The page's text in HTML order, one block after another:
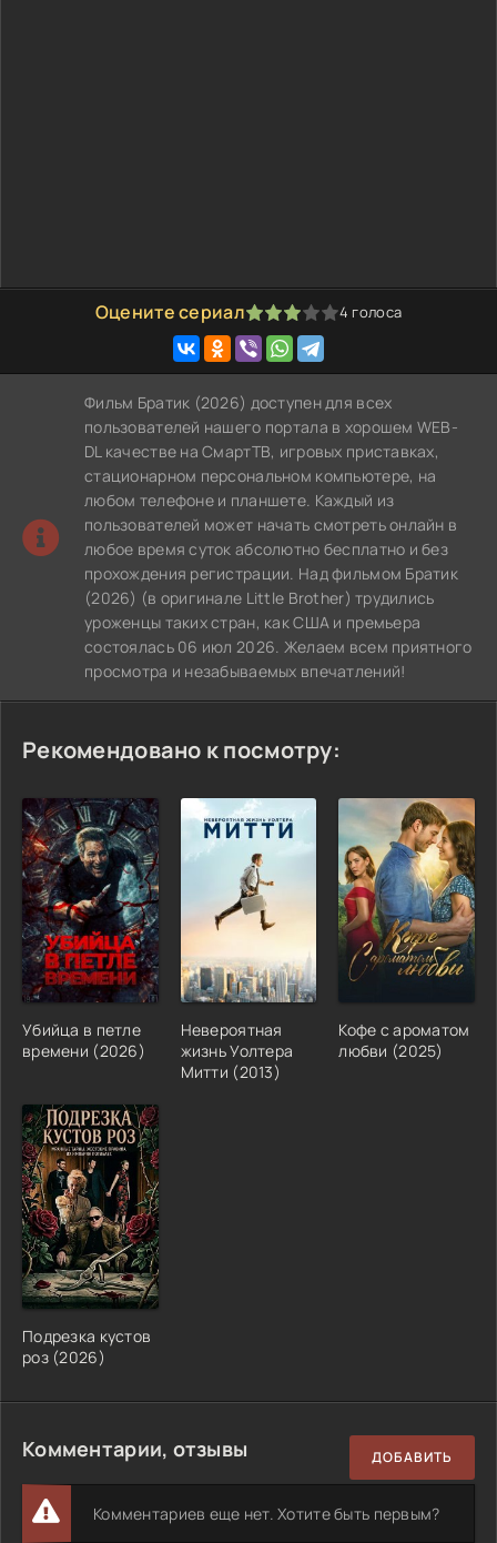
Оцените сериал
1 2 3 4 5 4 голоса
Фильм Братик (2026) доступен для всех
пользователей нашего портала в хорошем WEB-
DL качестве на СмартТВ, игровых приставках,
стационарном персональном компьютере, на
любом телефоне и планшете. Каждый из
пользователей может начать смотреть онлайн в
любое время суток абсолютно бесплатно и без
прохождения регистрации. Над фильмом Братик
(2026) (в оригинале Little Brother) трудились
уроженцы таких стран, как США и премьера
состоялась 06 июл 2026. Желаем всем приятного
просмотра и незабываемых впечатлений!
Рекомендовано к посмотру:
Убийца в петле
времени (2026)
Невероятная
жизнь Уолтера
Митти (2013)
Кофе с ароматом
любви (2025)
Подрезка кустов
роз (2026)
Комментарии, отзывы ДОБАВИТЬ
Комментариев еще нет. Хотите быть первым?